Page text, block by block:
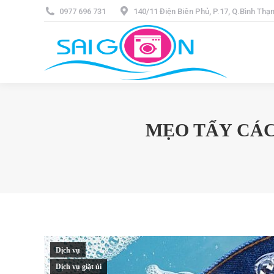
0977 696 731 140/11 Điện Biên Phủ, P.17, Q.Bình
MẸO TẨY
Dịch vụ
Dịch vụ giặt ủi